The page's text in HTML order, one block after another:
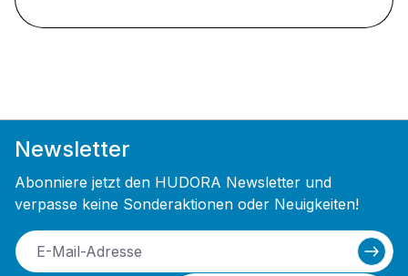
Newsletter
Abonniere jetzt den HUDORA Newsletter und
verpasse keine Sonderaktionen oder Neuigkeiten!